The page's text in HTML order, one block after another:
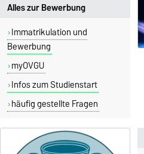
Alles zur Bewerbung
Immatrikulation und
Bewerbung
myOVGU
Infos zum Studienstart
häufig gestellte Fragen